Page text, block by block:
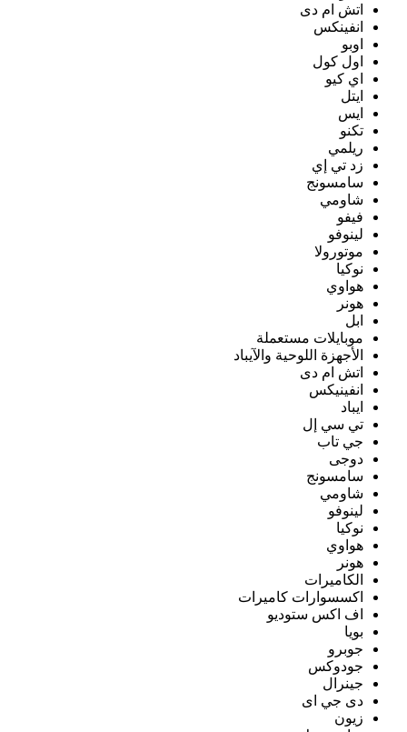
اتش ام دى
انفينكس
اوبو
اول كول
اي كيو
ايتل
ايس
تكنو
ريلمي
زد تي إي
سامسونج
شاومي
فيفو
لينوفو
موتورولا
نوكيا
هواوي
هونر
ابل
موبايلات مستعملة
الأجهزة اللوحية والآيباد
اتش ام دى
انفينيكس
ايباد
تي سي إل
جي تاب
دوجى
سامسونج
شاومي
لينوفو
نوكيا
هواوي
هونر
الكاميرات
اكسسوارات كاميرات
اف اكس ستوديو
بويا
جوبرو
جودوكس
جينرال
دى جي اى
زيون